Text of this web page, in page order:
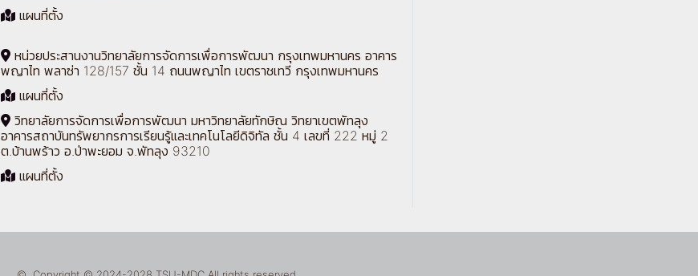
แผนที่ตั้ง
หน่วยประสานงานวิทยาลัยการจัดการเพื่อการพัฒนา กรุงเทพมหานคร อาคาร
พญาไท พลาซ่า 128/157 ชั้น 14 ถนนพญาไท เขตราชเทวี กรุงเทพมหานคร
แผนที่ตั้ง
วิทยาลัยการจัดการเพื่อการพัฒนา มหาวิทยาลัยทักษิณ วิทยาเขตพัทลุง
อาคารสถาบันทรัพยากรการเรียนรู้และเทคโนโลยีดิจิทัล ชั้น 4 เลขที่ 222 หมู่ 2
ต.บ้านพร้าว อ.ป่าพะยอม จ.พัทลุง 93210
แผนที่ตั้ง